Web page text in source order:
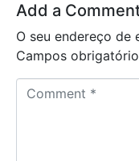
Add a
O seu endereço de
Campos